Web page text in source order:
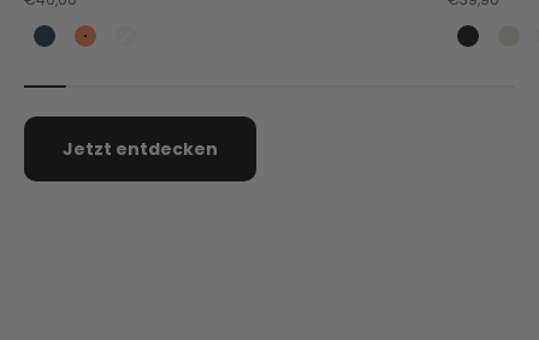
Teal Orange Black
Jetzt entdecken